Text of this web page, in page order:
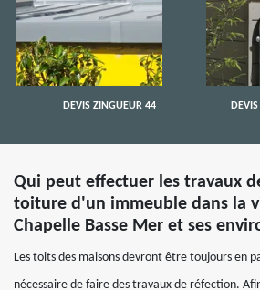
DEVIS ZINGUEUR 44
Qui peut effectuer les travaux
toiture d'un immeuble dans la
Chapelle Basse Mer et ses
Les toits des maisons devront être toujours en
nécessaire de faire des travaux de réfection.